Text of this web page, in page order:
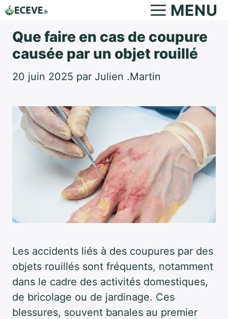
Aller
contenu
MENU
Que faire en cas de coupure
causée par un objet rouillé
20 juin 2025 par Julien .Martin
Les accidents liés à des coupures par des
objets rouillés sont fréquents, notamment
dans le cadre des activités domestiques,
de bricolage ou de jardinage. Ces
blessures, souvent banales au premier